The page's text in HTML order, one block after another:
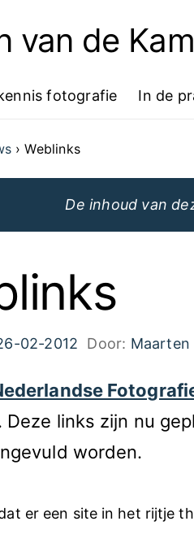
van de
fotografie In de
Weblinks
De inhoud van
02-2012 Door: Maarten
links zijn nu
worden.
er een site in het rijtje